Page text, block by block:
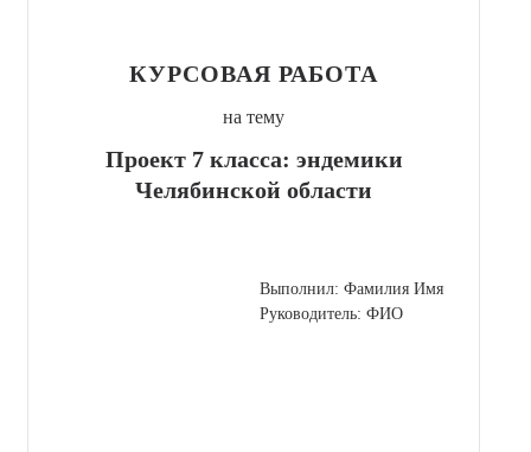
КУРСОВАЯ РАБОТА
на тему
Проект 7 класса: эндемики
Челябинской области
Выполнил: Фамилия Имя
Руководитель: ФИО